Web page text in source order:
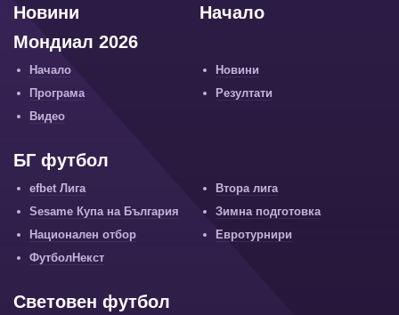
Начало
Новини
Мондиал 2026
Начало
Новини
Програма
Резултати
Видео
БГ футбол
efbet Лига
Втора лига
Sesame Купа на България
Зимна подготовка
Национален отбор
Евротурнири
ФутболНекст
Световен футбол